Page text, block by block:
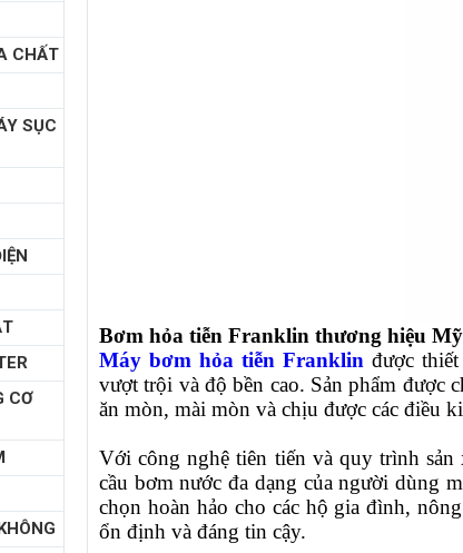
CHẤT
SỤC
CƠ
Bơm hỏa tiễn Franklin thương hiệu Mỹ
Máy bơm hỏa tiễn Franklin được
vượt trội và độ bền cao. Sản phẩm được
ăn mòn, mài mòn và chịu được các điều
Với công nghệ tiên tiến và quy trình
cầu bơm nước đa dạng của người dùng
chọn hoàn hảo cho các hộ gia đình,
ổn định và đáng tin cậy.